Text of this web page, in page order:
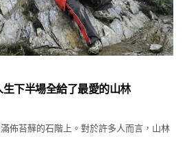
下半場全給了最愛的山林
佈苔蘚的石階上。對於許多人而言，山林